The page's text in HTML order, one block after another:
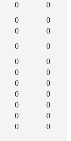
0
0
0
0
0
0
0
0
0
0
0
0
0
0
0
0
0
0
0
0
0
0